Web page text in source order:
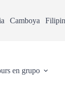
Camboya
en grupo